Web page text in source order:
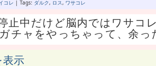
い突出を工夫して獲得出来
白くて当たり前か。
サコレでいつまでも停止
久である可能性がある。
くても、一ヶ月休んだゲー
も。
モデストはノルマであり
日旅行に行くんだから、
結構出るなぁと思いつつ
とNDSをミッション分だ
出ない
荷
コレ | Tags: ダルク, ロス, ワサコレ
止中だけど脳内ではワサコ
チャをやっちゃって、余
日から2泊の旅行だし、早め
示